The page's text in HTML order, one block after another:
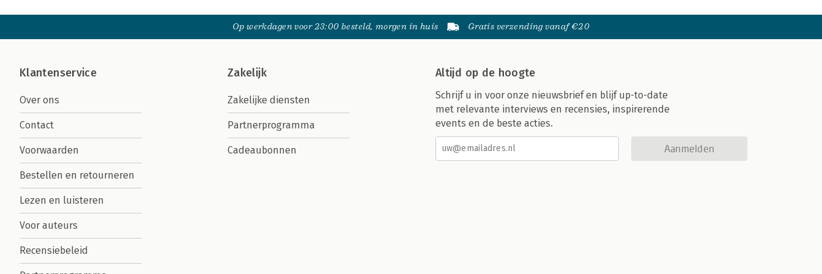
Op werkdagen voor 23:00 besteld, morgen in huis Gratis verzending vanaf €20
Klantenservice
Over ons
Contact
Voorwaarden
Bestellen en retourneren
Lezen en luisteren
Voor auteurs
Recensiebeleid
Zakelijk
Zakelijke diensten
Partnerprogramma
Cadeaubonnen
Altijd op de hoogte
Schrijf u in voor onze nieuwsbrief en blijf up-to-date
met relevante interviews en recensies, inspirerende
events en de beste acties.
Aanmelden